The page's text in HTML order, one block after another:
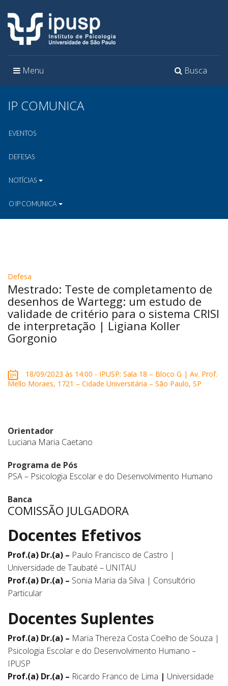
Toggle
Busca
Toggle
Menu
IP COMUNICA
EVENTOS
DEFESAS
NOTÍCIAS
O IP COMUNICA
Defesa
Mestrado: Teste de completamento de
desenhos de Wartegg: um estudo de
validade de critério para o sistema CRISI
de interpretação | Ligiana Koller
Gorgonio
18/09/2023 às 14:00 - IPUSP: Sala 18 – Bloco G | Av. Prof.
Mello Moraes, 1721 – Cidade Universitária – São Paulo, SP
Orientador
Luciana Maria Caetano
Programa de Pós
PSA – Psicologia Escolar e do Desenvolvimento Humano
Banca
COMISSÃO JULGADORA
Docentes Efetivos
Prof.(a) Dr.(a) – Paulo Francisco de Castro |
Universidade de Taubaté – UNITAU
Prof.(a) Dr.(a) – Sonia Maria da Silva | Consultório
Particular
Docentes Suplentes
Prof.(a) Dr.(a) – Maria Thereza Costa Coelho de Souza |
Psicologia Escolar e do Desenvolvimento Humano –
IPUSP
Prof.(a) Dr.(a) – Ricardo Franco de Lima | Universidade